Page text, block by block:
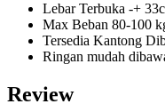
Lebar Terbuka -+
Max Beban 80-100
Tersedia Kantong
Ringan mudah
Review